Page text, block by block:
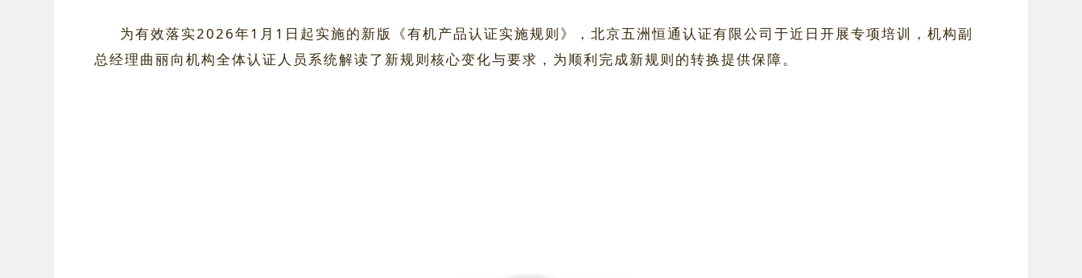
为有效落实2026年1月1日起实施的新版《有机产品认证实施规则》，北京五洲恒通认证有限公司于近日开展专项培训，机构副
总经理曲丽向机构全体认证人员系统解读了新规则核心变化与要求，为顺利完成新规则的转换提供保障。